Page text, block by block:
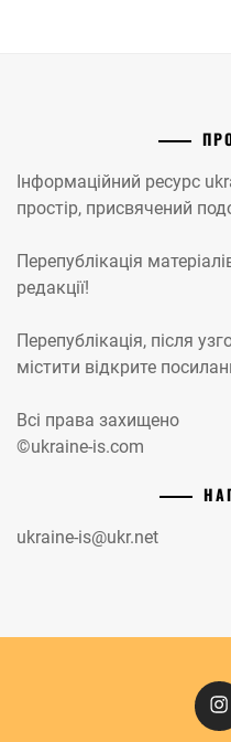
Інформаційний ресурс
простір, присвячений
Перепублікація
редакції!
Перепублікація, після
містити відкрите
Всі права захищено
©ukraine-is.com
ukraine-is@ukr.net